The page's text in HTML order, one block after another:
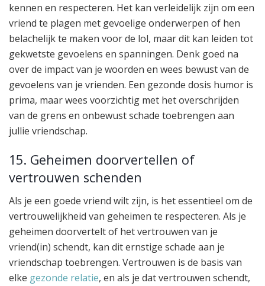
kennen en respecteren. Het kan verleidelijk zijn om een
vriend te plagen met gevoelige onderwerpen of hen
belachelijk te maken voor de lol, maar dit kan leiden tot
gekwetste gevoelens en spanningen. Denk goed na
over de impact van je woorden en wees bewust van de
gevoelens van je vrienden. Een gezonde dosis humor is
prima, maar wees voorzichtig met het overschrijden
van de grens en onbewust schade toebrengen aan
jullie vriendschap.
15. Geheimen doorvertellen of
vertrouwen schenden
Als je een goede vriend wilt zijn, is het essentieel om de
vertrouwelijkheid van geheimen te respecteren. Als je
geheimen doorvertelt of het vertrouwen van je
vriend(in) schendt, kan dit ernstige schade aan je
vriendschap toebrengen. Vertrouwen is de basis van
elke gezonde relatie, en als je dat vertrouwen schendt,